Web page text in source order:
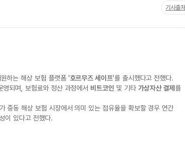
기사출처
하는 해상 보험 플랫폼 '호르무즈 세이프'를 출시했다고 전했다.
되며, 보험료와 정산 과정에서 비트코인 및 기타 가상자산 결제 를
중동 해상 보험 시장에서 의미 있는 점유율을 확보할 경우 연간
이 있다고 전했다.